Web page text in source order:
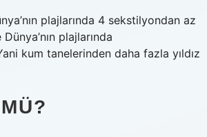
plajlarında 4 sekstilyondan az
plajlarında
kum tanelerinden daha fazla yıldız